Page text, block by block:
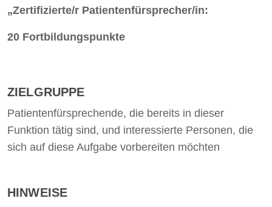
„Zertifizierte/r Patientenfürsprecher/in:
20 Fortbildungspunkte
ZIELGRUPPE
Patientenfürsprechende, die bereits in dieser
Funktion tätig sind, und interessierte Personen, die
sich auf diese Aufgabe vorbereiten möchten
HINWEISE